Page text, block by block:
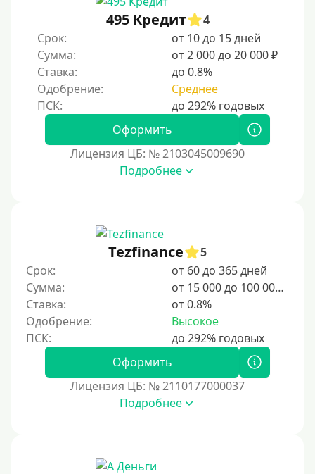
Без звонков и проверок
Ночью
На карту круглосуточно
24/7
Деньги в долг
В долг на карту
5 дней
На неделю
10 дней
2 недели
15 дней
30 дней без процентов
495 Кредит
4
Срок:
от 10 до 15 дней
Сумма:
от 2 000 до 20 000 ₽
Ставка:
до 0.8%
Одобрение:
Среднее
Оформить
Лицензия ЦБ: № 2103045009690
Подробнее
Tezfinance
5
Срок:
от 60 до 365 дней
Сумма:
от 15 000 до 100 000 ₽
Ставка:
от 0.8%
Одобрение:
Высокое
Оформить
Лицензия ЦБ: № 2110177000037
Подробнее